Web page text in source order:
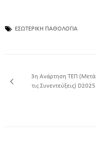
ΕΣΩΤΕΡΙΚΗ ΠΑΘΟΛΟΓΙΑ
3η Ανάρτηση ΤΕΠ (Μετά
τις Συνεντεύξεις) D2025